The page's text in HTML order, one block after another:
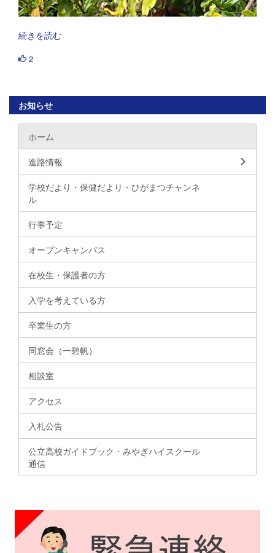
続きを読む
2
お知らせ
ホーム
進路情報
学校だより・保健だより・ひがまつチャンネ
ル
行事予定
オープンキャンパス
在校生・保護者の方
入学を考えている方
卒業生の方
同窓会（一碧帆）
相談室
アクセス
入札公告
公立高校ガイドブック・みやぎハイスクール
通信